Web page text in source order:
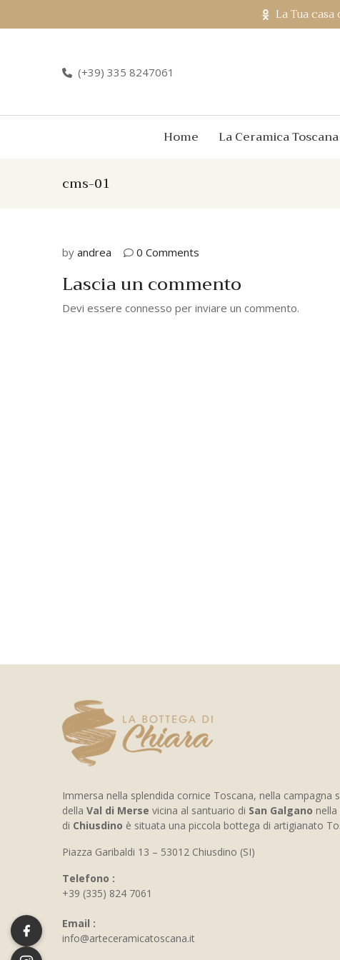
La Tua
(+39) 335 8247061
Home La Ceramica Toscana
cms-01
by andrea 0 Comments
Lascia un commento
Devi essere connesso per inviare un commento.
Immersa nella splendida cornice Toscana, nella campagna
della Val di Merse vicina al santuario di San Galgano nella
di Chiusdino è situata una piccola bottega di artigianato
Piazza Garibaldi 13 – 53012 Chiusdino (SI)
Telefono :
+39 (335) 824 7061
Email :
info@arteceramicatoscana.it